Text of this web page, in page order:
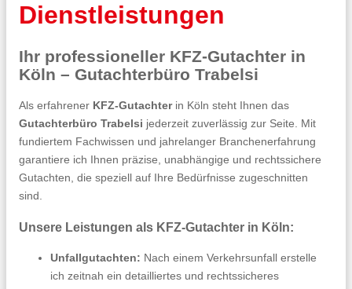
Dienstleistungen
Ihr professioneller KFZ-Gutachter in
Köln – Gutachterbüro Trabelsi
Als erfahrener KFZ-Gutachterin Köln steht Ihnen das
Gutachterbüro Trabelsi jederzeit zuverlässig zur Seite. Mit
fundiertem Fachwissen und jahrelanger Branchenerfahrung
garantiere ich Ihnen präzise, unabhängige und rechtssichere
Gutachten, die speziell auf Ihre Bedürfnisse zugeschnitten
sind.
Unsere Leistungen als KFZ-Gutachter in Köln:
Unfallgutachten: Nach einem Verkehrsunfall erstelle
ich zeitnah ein detailliertes und rechtssicheres